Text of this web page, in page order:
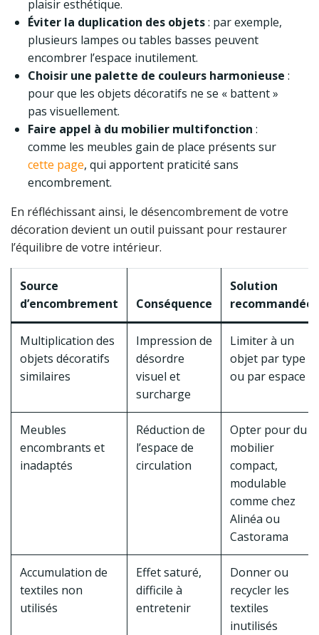
plaisir esthétique.
Éviter la duplication des objets: par exemple,
plusieurs lampes ou tables basses peuvent
encombrer l’espace inutilement.
Choisir une palette de couleurs harmonieuse :
pour que les objets décoratifs ne se « battent »
pas visuellement.
Faire appel à du mobilier multifonction :
comme les meubles gain de place présents sur
cette page, qui apportent praticité sans
encombrement.
En réfléchissant ainsi, le désencombrement de votre
décoration devient un outil puissant pour restaurer
l’équilibre de votre intérieur.
Source
d’encombrement
Conséquence
Solution
recommandée
Multiplication des
objets décoratifs
similaires
Impression de
désordre
visuel et
surcharge
Limiter à un
objet par type
ou par espace
Meubles
encombrants et
inadaptés
Réduction de
l’espace de
circulation
Opter pour du
mobilier
compact,
modulable
comme chez
Alinéa ou
Castorama
Accumulation de
textiles non
utilisés
Effet saturé,
difficile à
entretenir
Donner ou
recycler les
textiles
inutilisés